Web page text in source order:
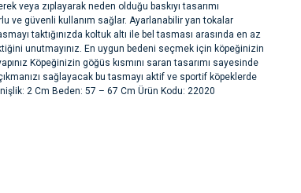
veya zıplayarak neden olduğu baskıyı tasarımı
ve güvenli kullanım sağlar. Ayarlanabilir yan tokalar
taktığınızda koltuk altı ile bel tasması arasında en az
unutmayınız. En uygun bedeni seçmek için köpeğinizin
Köpeğinizin göğüs kısmını saran tasarımı sayesinde
sağlayacak bu tasmayı aktif ve sportif köpeklerde
2 Cm Beden: 57 – 67 Cm Ürün Kodu: 22020